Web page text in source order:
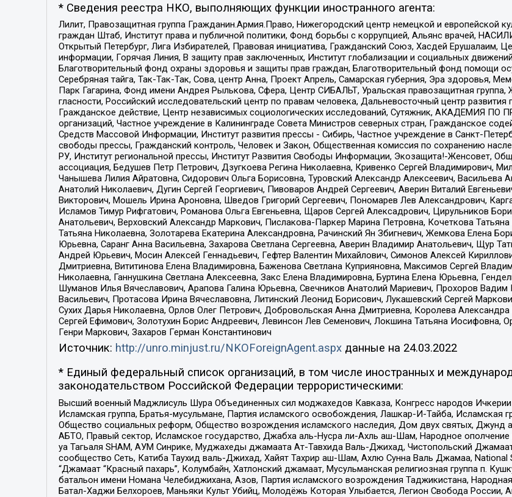
* Сведения реестра НКО, выполняющих функции иностранного агента:
Лилит, Правозащитная группа Гражданин.Армия.Право, Нижегородский центр немецкой и европейской
граждан Штаб, Институт права и публичной политики, Фонд борьбы с коррупцией, Альянс врачей,
Открытый Петербург, Лига Избирателей, Правовая инициатива, Гражданский Союз, Хасдей Ерушалаим,
информации, Горячая Линия, В защиту прав заключенных, Институт глобализации и социальных
Благотворительный фонд охраны здоровья и защиты прав граждан, Благотворительный фонд помощи
Серебряная тайга, Так-Так-Так, Сова, центр Анна, Проект Апрель, Самарская губерния, Эра здоровья,
Парк Гагарина, Фонд имени Андрея Рылькова, Сфера, Центр СИБАЛЬТ, Уральская правозащитная
гласности, Российский исследовательский центр по правам человека, Дальневосточный центр развития
Гражданское действие, Центр независимых социологических исследований, Сутяжник, АКАДЕМИЯ ПО
организаций, Частное учреждение в Калининграде Совета Министров северных стран, Гражданское
Средств Массовой Информации, Институт развития прессы - Сибирь, Частное учреждение в Санкт-
свободы прессы, Гражданский контроль, Человек и Закон, Общественная комиссия по сохранению
РУ, Институт региональной прессы, Институт Развития Свободы Информации, Экозащита!-Женсовет,
ассоциация, Бедушев Петр Петрович, Дзугкоева Регина Николаевна, Кривенко Сергей Владимирович,
Чанышева Лилия Айратовна, Сидорович Ольга Борисовна, Туровский Александр Алексеевич, Васильева
Анатолий Николаевич, Дугин Сергей Георгиевич, Пивоваров Андрей Сергеевич, Аверин Виталий
Викторович, Мошель Ирина Ароновна, Шведов Григорий Сергеевич, Пономарев Лев Александрович,
Исламов Тимур Рифгатович, Романова Ольга Евгеньевна, Щаров Сергей Алексадрович, Цирульников
Анатольевич, Верховский Александр Маркович, Пислакова-Паркер Марина Петровна, Кочеткова
Татьяна Николаевна, Золотарева Екатерина Александровна, Рачинский Ян Збигневич, Жемкова Елена
Юрьевна, Саранг Анна Васильевна, Захарова Светлана Сергеевна, Аверин Владимир Анатольевич, Щур
Андрей Юрьевич, Мосин Алексей Геннадьевич, Гефтер Валентин Михайлович, Симонов Алексей
Дмитриевна, Вититинова Елена Владимировна, Баженова Светлана Куприяновна, Максимов Сергей
Николаевна, Ганнушкина Светлана Алексеевна, Закс Елена Владимировна, Буртина Елена Юрьевна,
Шуманов Илья Вячеславович, Арапова Галина Юрьевна, Свечников Анатолий Мариевич, Прохоров
Васильевич, Протасова Ирина Вячеславовна, Литинский Леонид Борисович, Лукашевский Сергей
Сухих Дарья Николаевна, Орлов Олег Петрович, Добровольская Анна Дмитриевна, Королева
Сергей Ефимович, Золотухин Борис Андреевич, Левинсон Лев Семенович, Локшина Татьяна Иосифовна,
Генри Маркович, Захаров Герман Константинович
Источник: http://unro.minjust.ru/NKOForeignAgent.aspxданные на 24.03.2022
* Единый федеральный список организаций, в том числе иностранных и
законодательством Российской Федерации террористическими:
Высший военный Маджлисуль Шура Объединенных сил моджахедов Кавказа, Конгресс народов Ичкерии
Исламская группа, Братья-мусульмане, Партия исламского освобождения, Лашкар-И-Тайба, Исламская
Общество социальных реформ, Общество возрождения исламского наследия, Дом двух святых,
АБТО, Правый сектор, Исламское государство, Джабха аль-Нусра ли-Ахль аш-Шам, Народное
уа Тагьаля SHAM, АУМ Синрике, Муджахеды джамаата Ат-Тавхида Валь-Джихад, Чистопольский
сообщество Сеть, Катиба Таухид валь-Джихад, Хайят Тахрир аш-Шам, Ахлю Сунна Валь Джамаа, National
“Джамаат “Красный пахарь”, Колумбайн, Хатлонский джамаат, Мусульманская религиозная группа п.
батальон имени Номана Челебиджихана, Азов, Партия исламского возрождения Таджикистана,
Батал-Хаджи Белхороев, Маньяки Культ Убийц, Молодёжь Которая Улыбается, Легион Свобода России,